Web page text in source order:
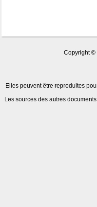
Copyright ©
Elles peuvent être reproduites
Les sources des autres